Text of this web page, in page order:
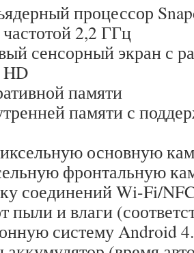
процессор
2,2 ГГц
сенсорный экран с
HD
памяти
памяти с
основную
фронтальную
соединений Wi-Fi/
пыли и влаги
систему Android